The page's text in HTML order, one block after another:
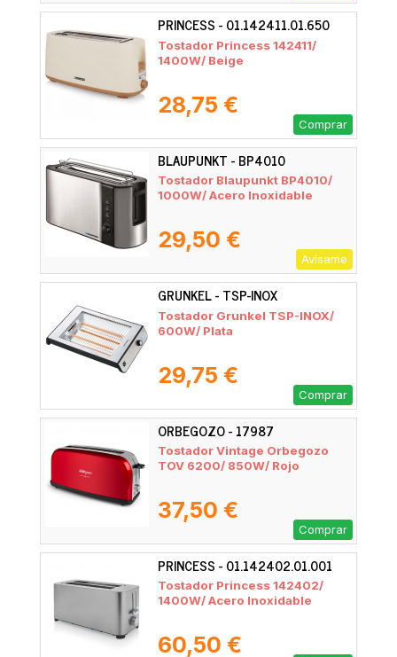
PRINCESS - 01.142411.01.650
Tostador Princess 142411/
1400W/ Beige
28,75 €
Comprar
BLAUPUNKT - BP4010
Tostador Blaupunkt BP4010/
1000W/ Acero Inoxidable
29,50 €
Avísame
GRUNKEL - TSP-INOX
Tostador Grunkel TSP-INOX/
600W/ Plata
29,75 €
Comprar
ORBEGOZO - 17987
Tostador Vintage Orbegozo
TOV 6200/ 850W/ Rojo
37,50 €
Comprar
PRINCESS - 01.142402.01.001
Tostador Princess 142402/
1400W/ Acero Inoxidable
60,50 €